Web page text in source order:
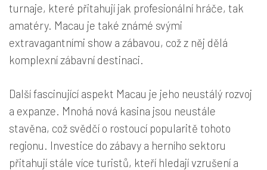
turnaje, které přitahují jak profesionální hráče, tak
amatéry. Macau je také známé svými
extravagantními show a zábavou, což z něj dělá
komplexní zábavní destinaci.
Další fascinující aspekt Macau je jeho neustálý rozvoj
a expanze. Mnohá nová kasina jsou neustále
stavěna, což svědčí o rostoucí popularitě tohoto
regionu. Investice do zábavy a herního sektoru
přitahují stále více turistů, kteří hledají vzrušení a